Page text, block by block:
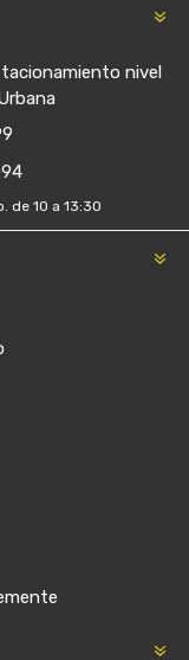
nivel
de 10 a 13:30